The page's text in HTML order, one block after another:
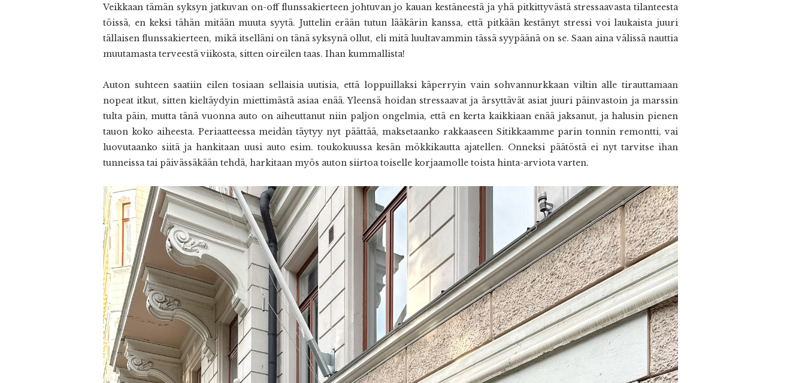
Veikkaan tämän syksyn jatkuvan on-off flunssakierteen johtuvan jo kauan kestäneestä ja yhä pitkittyvästä stressaavasta tilanteesta
töissä, en keksi tähän mitään muuta syytä. Juttelin erään tutun lääkärin kanssa, että pitkään kestänyt stressi voi laukaista juuri
tällaisen flunssakierteen, mikä itselläni on tänä syksynä ollut, eli mitä luultavammin tässä syypäänä on se. Saan aina välissä nauttia
muutamasta terveestä viikosta, sitten oireilen taas. Ihan kummallista!
Auton suhteen saatiin eilen tosiaan sellaisia uutisia, että loppuillaksi käperryin vain sohvannurkkaan viltin alle tirauttamaan
nopeat itkut, sitten kieltäydyin miettimästä asiaa enää. Yleensä hoidan stressaavat ja ärsyttävät asiat juuri päinvastoin ja marssin
tulta päin, mutta tänä vuonna auto on aiheuttanut niin paljon ongelmia, että en kerta kaikkiaan enää jaksanut, ja halusin pienen
tauon koko aiheesta. Periaatteessa meidän täytyy nyt päättää, maksetaanko rakkaaseen Sitikkaamme parin tonnin remontti, vai
luovutaanko siitä ja hankitaan uusi auto esim. toukokuussa kesän mökkikautta ajatellen. Onneksi päätöstä ei nyt tarvitse ihan
tunneissa tai päivässäkään tehdä, harkitaan myös auton siirtoa toiselle korjaamolle toista hinta-arviota varten.